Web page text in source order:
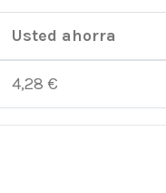
Usted ahorra
4,28 €